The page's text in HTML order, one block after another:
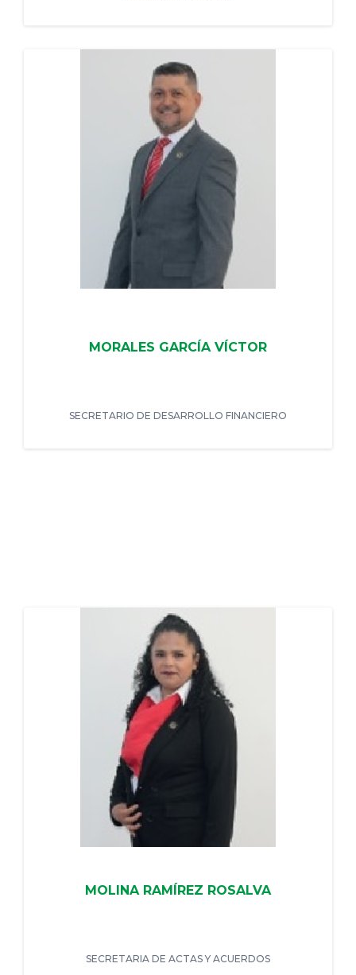
MORALES GARCÍA VÍCTOR
SECRETARIO DE DESARROLLO FINANCIERO
MOLINA RAMÍREZ ROSALVA
SECRETARIA DE ACTAS Y ACUERDOS